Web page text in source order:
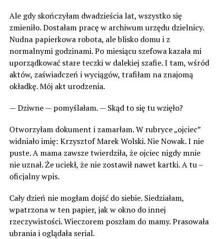
Ale gdy skończyłam dwadzieścia lat, wszystko się
zmieniło. Dostałam pracę w archiwum urzędu dzielnicy.
Nudna papierkowa robota, ale blisko domu i z
normalnymi godzinami. Po miesiącu szefowa kazała mi
uporządkować stare teczki w dalekiej szafie. I tam, wśród
aktów, zaświadczeń i wyciągów, trafiłam na znajomą
okładkę. Mój akt urodzenia.
— Dziwne — pomyślałam. — Skąd to się tu wzięło?
Otworzyłam dokument i zamarłam. W rubryce „ojciec”
widniało imię: Krzysztof Marek Wolski. Nie Nowak. I nie
puste. A mama zawsze twierdziła, że ojciec nigdy mnie
nie uznał. Że uciekł, że nie zostawił nawet kartki. A tu –
oficjalny wpis.
Cały dzień nie mogłam dojść do siebie. Siedziałam,
wpatrzona w ten papier, jak w okno do innej
rzeczywistości. Wieczorem poszłam do mamy. Prasowała
ubrania i oglądała serial.